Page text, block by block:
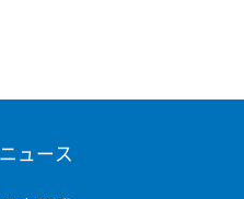
ニュース